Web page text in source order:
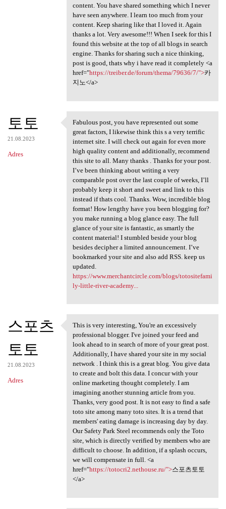
content. You have shared something which I never
have seen anywhere. I learn too much from your
content. Keep sharing like that I loved it. Again
thanks a lot. Very awesome!!! When I seek for this I
found this website at the top of all blogs in search
engine. Thanks for sharing such a nice thinking,
post is good, thats why i have read it completely <a
href="https://treiber.de/forum/thema/79636/7/">카
지노</a>
토토
21.08.2023
Adres
Fabulous post, you have
Fabulous post, you have represented out some
great factors, I likewise think this s a very terrific
internet site. I will check out again for even more
high quality content and additionally, recommend
this site to all. Many thanks . Thanks for your post.
I’ve been thinking about writing a very
comparable post over the last couple of weeks, I’ll
probably keep it short and sweet and link to this
instead if thats cool. Thanks. Wow, incredible blog
format! How lengthy have you been blogging for?
you make running a blog glance easy. The full
glance of your site is fantastic, as smartly the
content material! I stumbled beside your blog
besides decipher a limited announcement. I’ve
bookmarked your site and also add RSS. keep us
updated.
https://www.merchantcircle.com/blogs/totositefami
ly-little-river-academy...
스포츠
토토
21.08.2023
Adres
This is very interesting, You
This is very interesting, You're an excessively
professional blogger. I've joined your feed and
look ahead to in search of more of your great post.
Additionally, I have shared your site in my social
network . I think this is a great blog. You give data
to create and bolt this data. I concur with your
online marketing thought completely. I am
imagining another stunning article from you.
Thanks, very good post. It is not easy to find a safe
toto site among many toto sites. It is a trend that
members' eating damage is increasing day by day.
Our Safety Park Steel recommends only the Toto
site, which is directly verified by members who are
difficult to choose. In addition, if a splash occurs,
we will compensate in full. <a
href="https://totocri2.nethouse.ru/">스포츠토토
</a>